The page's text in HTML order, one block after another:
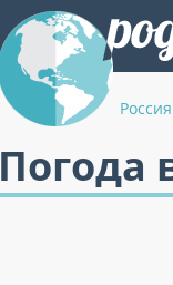
Россия
Погода